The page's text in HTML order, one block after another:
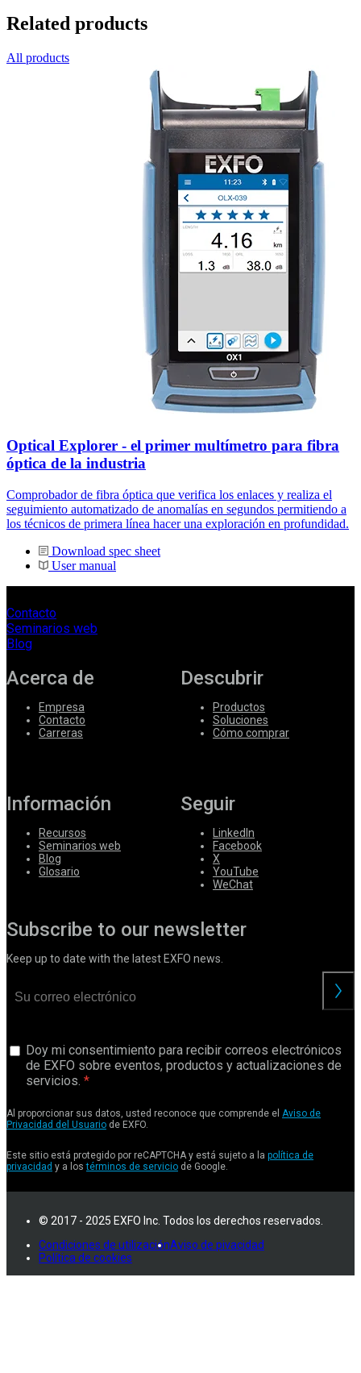
Related products
All products
Optical Explorer - el primer multímetro para fibra
óptica de la industria
Comprobador de fibra óptica que verifica los enlaces y realiza el
seguimiento automatizado de anomalías en segundos permitiendo a
los técnicos de primera línea hacer una exploración en profundidad.
Download spec sheet
User manual
Contacto
Seminarios web
Blog
Acerca de
Empresa
Contacto
Carreras
Descubrir
Productos
Soluciones
Cómo comprar
Información
Recursos
Seminarios web
Blog
Glosario
Seguir
LinkedIn
Facebook
X
YouTube
WeChat
Subscribe to our newsletter
Keep up to date with the latest EXFO news.
Doy mi consentimiento para recibir correos electrónicos
de EXFO sobre eventos, productos y actualizaciones de
servicios.
Al proporcionar sus datos, usted reconoce que comprende el Aviso de
Privacidad del Usuario de EXFO.
Este sitio está protegido por reCAPTCHA y está sujeto a la política de
privacidad y a lostérminos de servicio de Google.
© 2017 - 2025 EXFO Inc. Todos los derechos reservados.
Condiciones de utilizaciónAviso de pivacidad
Política de cookies